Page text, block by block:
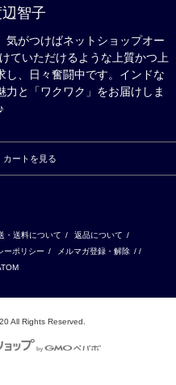
智子
気がつけばネットショップオー
ていただけるような上質かつ上
し、日々奮闘中です。インドな
力と「ワクワク」をお届けしま
カートを見る
・送料について / 返品について /
ーポリシー / メルマガ登録・解除 / /
All Rights Reserved.